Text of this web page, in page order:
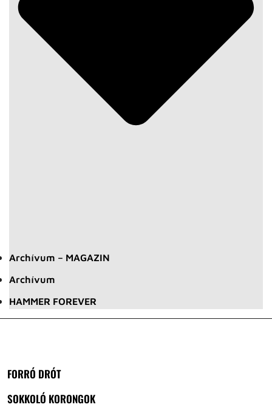
Archívum – MAGAZIN
Archívum
HAMMER FOREVER
FORRÓ DRÓT
SOKKOLÓ KORONGOK